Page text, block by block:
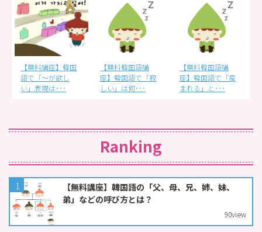
【無料講座】韓国
語で「〜が欲し
い」表現は･･･
【無料韓国語講
座】韓国語で「寂
しい」は何･･･
【無料韓国語講
座】韓国語で「産
まれる」と･･･
Ranking
【無料講座】韓国語の「父、母、兄、姉、妹、
弟」などの呼び方とは？
90view